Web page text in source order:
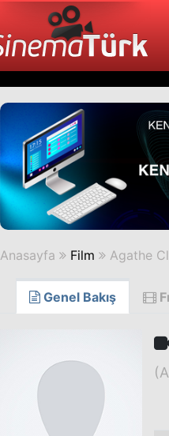
Anasayfa Film Agathe
Genel Bakış